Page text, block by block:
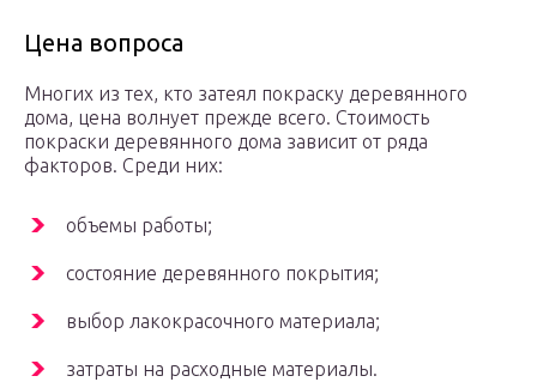
Цена вопроса
Многих из тех, кто затеял покраску деревянного
дома, цена волнует прежде всего. Стоимость
покраски деревянного дома зависит от ряда
факторов. Среди них:
объемы работы;
состояние деревянного покрытия;
выбор лакокрасочного материала;
затраты на расходные материалы.